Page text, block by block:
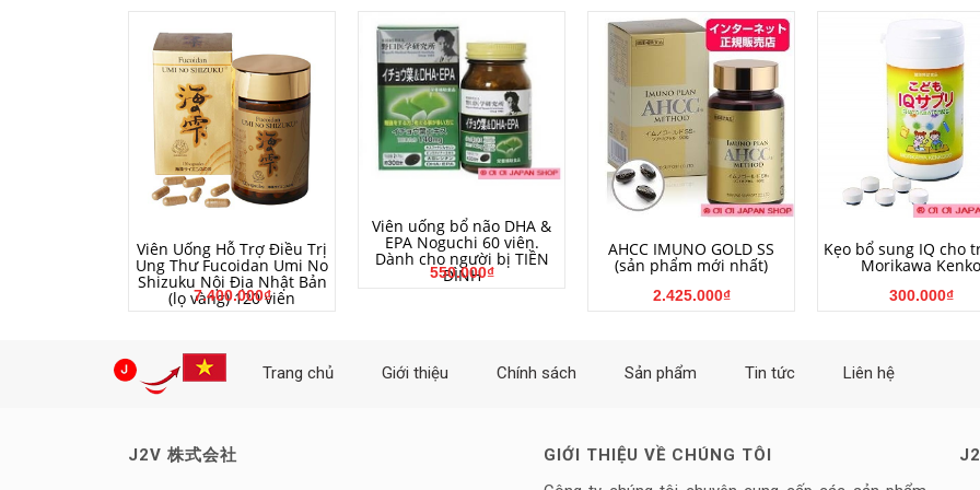
MUA HÀNG
Viên Uống Hỗ Trợ Điều Trị
Ung Thư Fucoidan Umi No
Shizuku Nội Địa Nhật Bản
(lọ vàng) 120 viên
7.400.000₫
MUA HÀNG
Viên uống bổ não DHA &
EPA Noguchi 60 viên.
Dành cho người bị TIỀN
ĐÌNH
550.000₫
HẾT HÀNG
AHCC IMUNO GOLD SS
(sản phẩm mới nhất)
2.425.000₫
MUA HÀNG
Kẹo bổ sung IQ cho
Morikawa Kenko
300.000₫
Trang chủ Giới thiệu Chính sách Sản phẩm Tin tức Liên hệ
J2V 株式会社
GIỚI THIỆU VỀ CHÚNG TÔI